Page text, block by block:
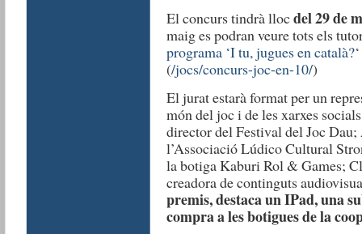
El concurs tindrà llocdel 29 de
maig es podran veure tots els
programa ‘I tu, jugues en català?
(/jocs/concurs-joc-en-10/)
El jurat estarà format per un
món del joc i de les xarxes
director del Festival del Joc
l’Associació Lúdico Cultural
la botiga Kaburi Rol & Games;
creadora de continguts
premis, destaca un IPad, una
compra a les botigues de la